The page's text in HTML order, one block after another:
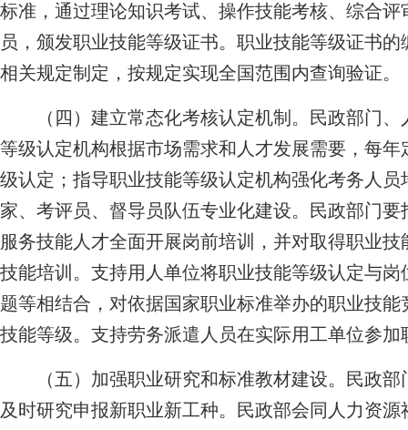
标准，通过理论知识考试、操作技能考核、综合
员，颁发职业技能等级证书。职业技能等级证书
相关规定制定，按规定实现全国范围内查询验证。
（四）建立常态化考核认定机制。
民政部门
等级认定机构根据市场需求和人才发展需要，每
级认定；指导职业技能等级认定机构强化考务人
家、考评员、督导员队伍专业化建设。民政部门
服务技能人才全面开展岗前培训，并对取得职业
技能培训。支持用人单位将职业技能等级认定与
题等相结合，对依据国家职业标准举办的职业技
技能等级。支持劳务派遣人员在实际用工单位参加
（五）加强职业研究和标准教材建设。
民政部
及时研究申报新职业新工种。民政部会同人力资